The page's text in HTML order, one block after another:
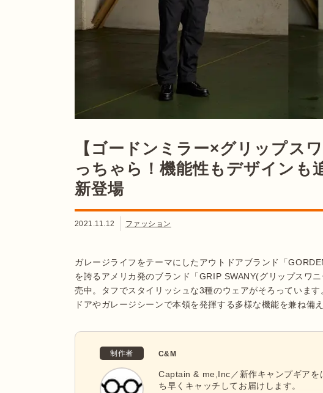
【ゴードンミラー×グリップス
っちゃら！機能性もデザインも
新登場
2021.11.12 ファッション
ガレージライフをテーマにしたアウトドアブランド「
を誇るアメリカ発のブランド「GRIP SWANY(グリップスワ
売中。タフでスタイリッシュな3種のウェアがそろっていま
ドアやガレージシーンで本領を発揮する多様な機能を兼ね備
制作者 C&M
Captain & me,Inc／新作キャンプギアを
ち早くキャッチしてお届けします。